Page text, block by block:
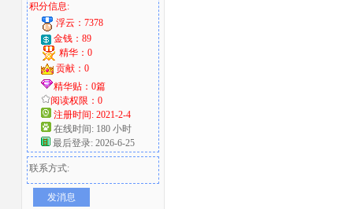
积分信息:
浮云：7378
金钱：89
精华：0
贡献：0
精华贴：0篇
阅读权限：0
注册时间: 2021-2-4
在线时间: 180 小时
最后登录: 2026-6-25
联系方式:
发消息